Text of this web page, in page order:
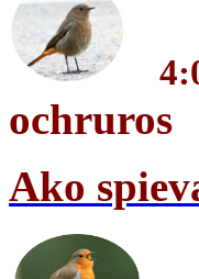
ochruros
Ako